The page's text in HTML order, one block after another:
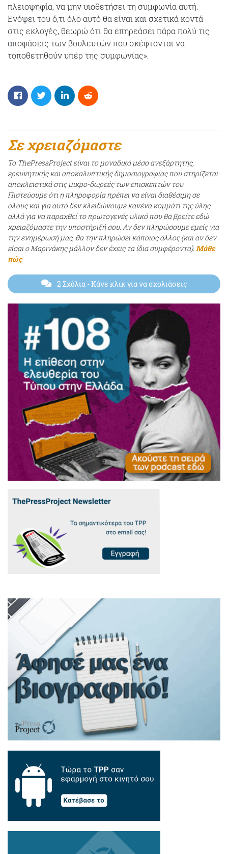
πλειοψηφία, να μην υιοθετήσει τη συμφωνία αυτή.
Ενόψει του ό,τι όλο αυτό θα είναι και σχετικά κοντά
στις εκλογές, θεωρώ ότι θα επηρεάσει πάρα πολύ τις
αποφάσεις των βουλευτών που σκέφτονται να
τοποθετηθούν υπέρ της συμφωνίας».
Σε χρειαζόμαστε
Το ThePressProject είναι το μοναδικό μέσο ανεξάρτητης,
ερευνητικής και αποκαλυπτικής δημοσιογραφίας που στηρίζεται
αποκλειστικά στις μικρο-δωρεές των επισκεπτών του.
Πιστεύουμε ότι η πληροφορία πρέπει να είναι διαθέσιμη σε
όλους και για αυτό δεν κλειδώνουμε κανένα κομμάτι της ύλης
αλλά για να παραχθεί το πρωτογενές υλικό που θα βρείτε εδώ
χρειαζόμαστε την υποστήριξή σου. Αν δεν πληρώσουμε εμείς για
την ενημέρωσή μας, θα την πληρώσει κάποιος άλλος (και αν δεν
είσαι ο Μαρινάκης μάλλον δεν έχεις τα ίδια συμφέροντα). Μάθε
πώς
2 Σχόλια - Κάνε κλικ για να σχολιάσεις